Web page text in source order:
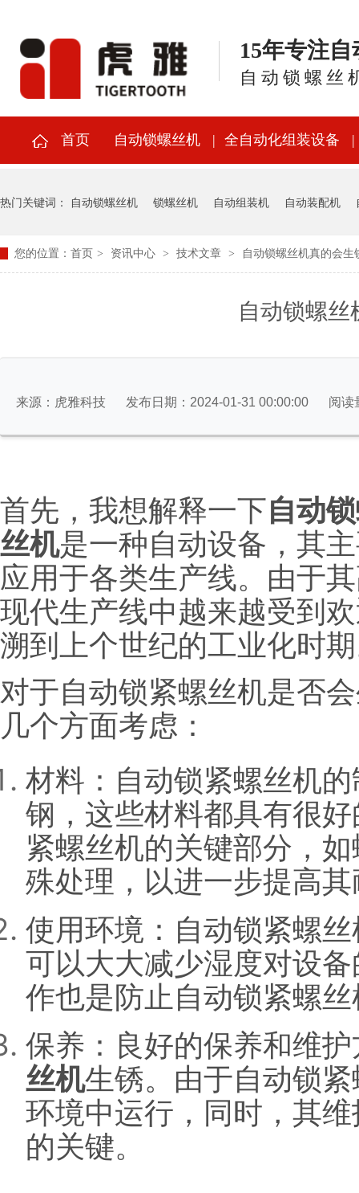
15年专注
自动锁螺丝
首页 自动锁螺丝机 全自动化组装设备
热门关键词： 自动锁螺丝机 锁螺丝机 自动组装机 自动装配机
您的位置： 首页 > 资讯中心 > 技术文章 > 自动锁螺丝机真的会生
自动锁螺
来源：虎雅科技 发布日期：2024-01-31 00:00:00 阅读
首先，我想解释一下自动
丝机是一种自动设备，其
应用于各类生产线。由于
现代生产线中越来越受到
溯到上个世纪的工业化时
对于自动锁紧螺丝机是否
几个方面考虑：
材料：自动锁紧螺丝机
钢，这些材料都具有很
紧螺丝机的关键部分，
殊处理，以进一步提高
使用环境：自动锁紧螺
可以大大减少湿度对设
作也是防止自动锁紧螺
保养：良好的保养和维
丝机生锈。由于自动锁
环境中运行，同时，其
的关键。